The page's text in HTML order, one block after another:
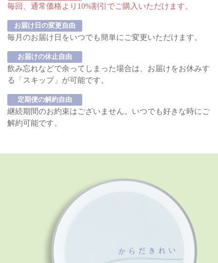
毎回、通常価格より10%割引でご購入いただけます。
お届け日の変更自由
毎月のお届け日をいつでも簡単にご変更いただけます。
お届けの休止自由
飲み忘れなどで余ってしまった場合は、お届けをお休みす
る「スキップ」が可能です。
定期便の解約自由
継続期間のお約束はございません。いつでも好きな時にご
解約可能です。